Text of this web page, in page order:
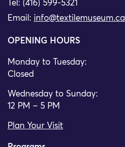
Tel: (416) 599-5321
Email: info@textilemuseum.ca
OPENING HOURS
Monday to Tuesday:
Closed
Wednesday to Sunday:
12 PM – 5 PM
Plan Your Visit